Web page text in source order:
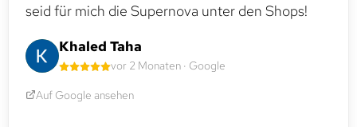
seid für mich die Supernova unter den Shops!
Khaled Taha
vor 2 Monaten · Google
Auf Google ansehen